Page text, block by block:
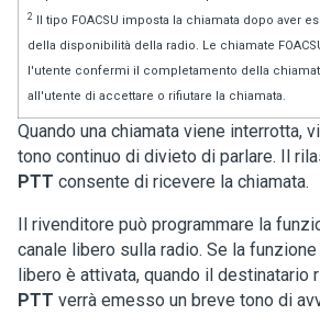
2 Il tipo FOACSU imposta la chiamata dopo aver
della disponibilità della radio. Le chiamate
l'utente confermi il completamento della
all'utente di accettare o rifiutare la chiamata.
Quando una chiamata viene interrotta,
tono continuo di divieto di parlare. Il
PTT consente di ricevere la chiamata.
Il rivenditore può programmare la
canale libero sulla radio. Se la
libero è attivata, quando il destinatario
PTT verrà emesso un breve tono di